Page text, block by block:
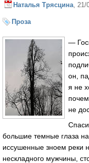
Наталья Трясцина ,
Проза
—
он,
я не
не
большие темные глаза
иссушенные зноем реки
нескладного мужчины,